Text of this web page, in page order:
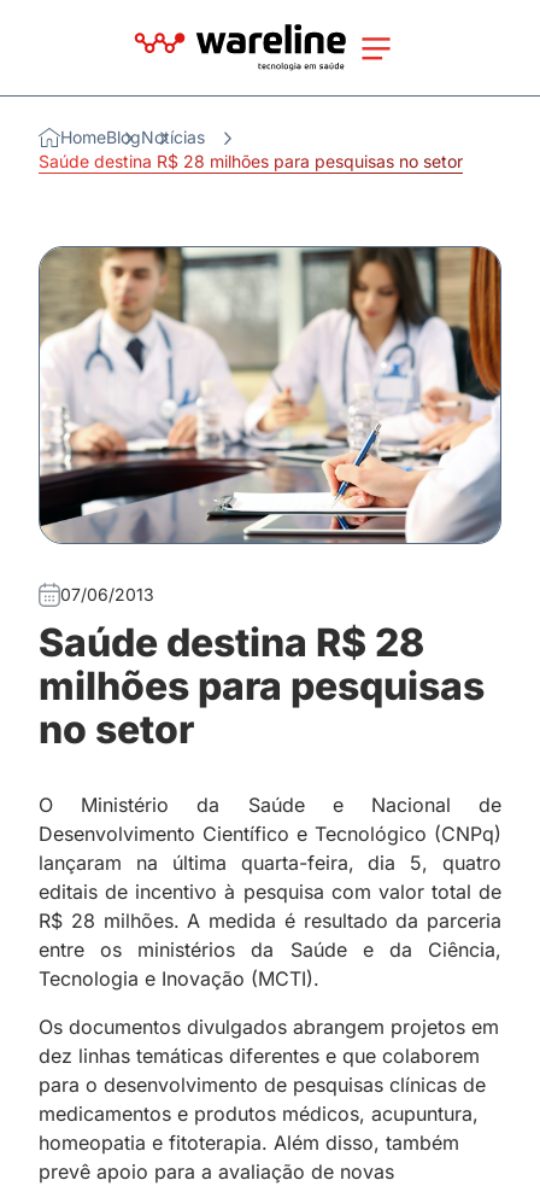
HomeBlogNotícias
Saúde destina R$ 28 milhões para pesquisas no setor
07/06/2013
Saúde destina R$ 28
milhões para pesquisas
no setor
O Ministério da Saúde e Nacional de
Desenvolvimento Científico e Tecnológico (CNPq)
lançaram na última quarta-feira, dia 5, quatro
editais de incentivo à pesquisa com valor total de
R$ 28 milhões. A medida é resultado da parceria
entre os ministérios da Saúde e da Ciência,
Tecnologia e Inovação (MCTI).
Os documentos divulgados abrangem projetos em
dez linhas temáticas diferentes e que colaborem
para o desenvolvimento de pesquisas clínicas de
medicamentos e produtos médicos, acupuntura,
homeopatia e fitoterapia. Além disso, também
prevê apoio para a avaliação de novas